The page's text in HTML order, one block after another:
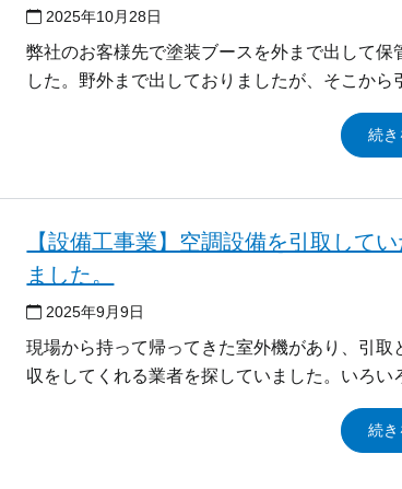
2025年10月28日
弊社のお客様先で塗装ブースを外まで出して保
した。野外まで出しておりましたが、そこから
続き
【設備工事業】空調設備を引取してい
ました。
2025年9月9日
現場から持って帰ってきた室外機があり、引取
収をしてくれる業者を探していました。いろい
続き